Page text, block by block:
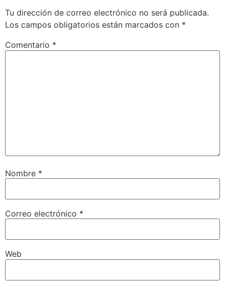
Tu dirección de correo electrónico no será publicada.
Los campos obligatorios están marcados con *
Comentario *
Nombre *
Correo electrónico *
Web